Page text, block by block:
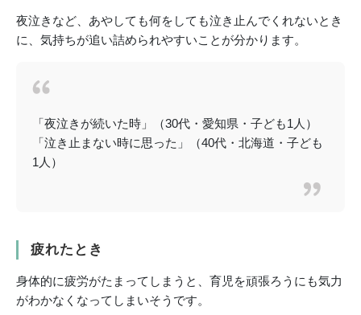
夜泣きなど、あやしても何をしても泣き止んでくれないとき
に、気持ちが追い詰められやすいことが分かります。
「夜泣きが続いた時」（30代・愛知県・子ども1人）
「泣き止まない時に思った」（40代・北海道・子ども
1人）
疲れたとき
身体的に疲労がたまってしまうと、育児を頑張ろうにも気力
がわかなくなってしまいそうです。